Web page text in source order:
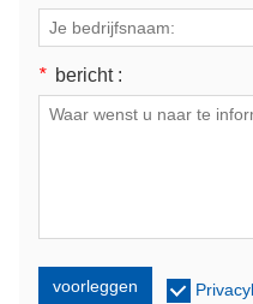
* bericht :
voorleggen